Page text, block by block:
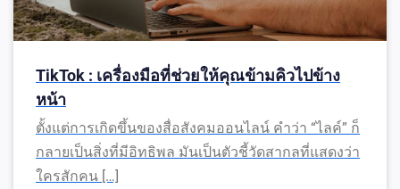
TikTok : เครื่องมือที่ช่วยให้คุณข้ามคิวไปข้าง
หน้า
ตั้งแต่การเกิดขึ้นของสื่อสังคมออนไลน์ คำว่า “ไลค์” ก็
กลายเป็นสิ่งที่มีอิทธิพล มันเป็นตัวชี้วัดสากลที่แสดงว่า
ใครสักคน […]